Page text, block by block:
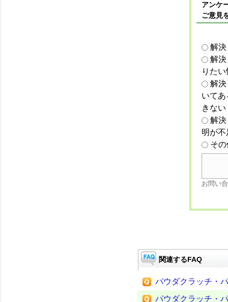
アンケ
ご意見
解
解
りた
解
いて
きない
解
明が
そ
お問い
関連するFAQ
パウダクラッチ・
パウダクラッチ・